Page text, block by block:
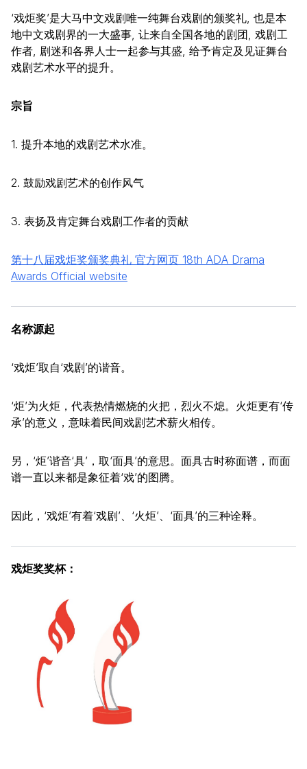
‘戏炬奖’是大马中文戏剧唯一纯舞台戏剧的颁奖礼, 也是本
地中文戏剧界的一大盛事, 让来自全国各地的剧团, 戏剧工
作者, 剧迷和各界人士一起参与其盛, 给予肯定及见证舞台
戏剧艺术水平的提升。
宗旨
1. 提升本地的戏剧艺术水准。
2. 鼓励戏剧艺术的创作风气
3. 表扬及肯定舞台戏剧工作者的贡献
第十八届戏炬奖颁奖典礼 官方网页 18th ADA Drama
Awards Official website
名称源起
‘戏炬’取自‘戏剧’的谐音。
‘炬’为火炬，代表热情燃烧的火把，烈火不熄。火炬更有‘传
承’的意义，意味着民间戏剧艺术薪火相传。
另，‘炬’谐音‘具’，取‘面具’的意思。面具古时称面谱，而面
谱一直以来都是象征着‘戏’的图腾。
因此，‘戏炬’有着‘戏剧’、‘火炬’、‘面具’的三种诠释。
戏炬奖奖杯：